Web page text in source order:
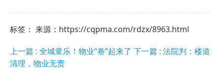
标签： 来源：https://cqpma.com/rdzx/8963.html
上一篇 : 全城童乐！物业“卷”起来了 下一篇 : 法院判：楼道
清理，物业无责